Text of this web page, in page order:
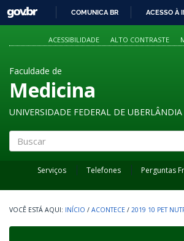
PARA
O
GOVBR
COMUNICA BR ACESSO À
ACESSIBILIDADE ALTO CONTRASTE
Faculdade de
Medicina
UNIVERSIDADE FEDERAL DE UBERLÂNDIA
Serviços Telefones Perguntas
INÍCIO / ACONTECE / 2019 10 PET